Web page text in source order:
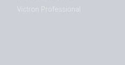
Victron Professional